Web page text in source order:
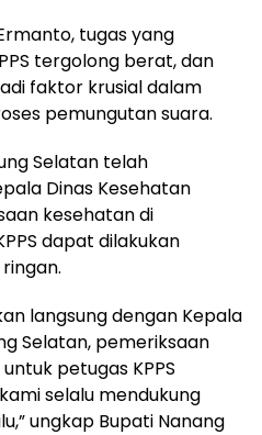
tugas yang
tergolong berat, dan
faktor krusial dalam
pemungutan suara.
Selatan telah
Dinas Kesehatan
kesehatan di
dapat dilakukan
langsung dengan Kepala
Selatan, pemeriksaan
petugas KPPS
selalu mendukung
ungkap Bupati Nanang